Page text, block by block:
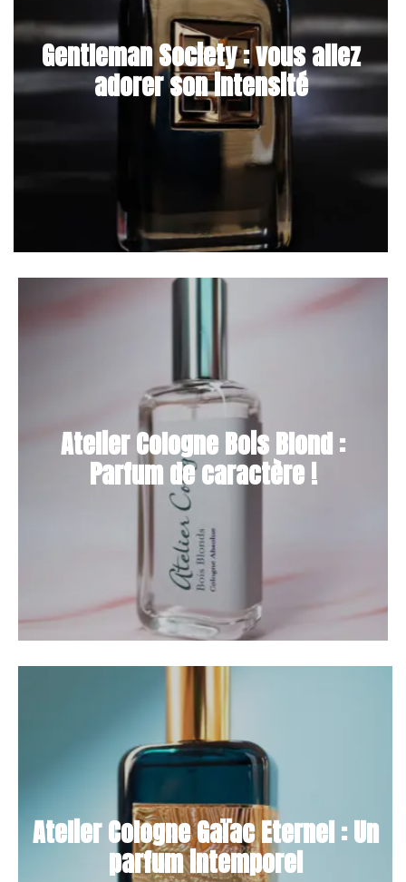
Gentleman Society : vous allez
adorer son intensité
Atelier Cologne Bois Blond :
Parfum de caractère !
Atelier Cologne Gaïac Eternel : Un
parfum intemporel